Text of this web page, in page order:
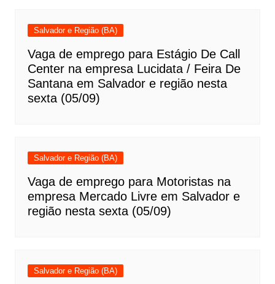
Salvador e Região (BA)
Vaga de emprego para Estágio De Call
Center na empresa Lucidata / Feira De
Santana em Salvador e região nesta
sexta (05/09)
Salvador e Região (BA)
Vaga de emprego para Motoristas na
empresa Mercado Livre em Salvador e
região nesta sexta (05/09)
Salvador e Região (BA)